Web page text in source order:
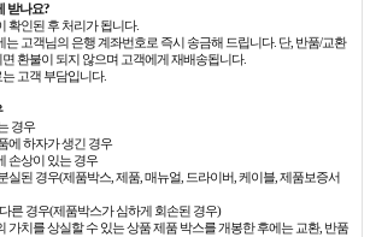
받나요?
확인된 후 처리가 됩니다.
는 고객님의 은행 계좌번호로 즉시 송금해 드립니다. 단, 반품/교환
환불이 되지 않으며 고객에게 재배송됩니다.
고객 부담입니다.
경우
에 하자가 생긴 경우
손상이 있는 경우
실된 경우(제품박스, 제품, 매뉴얼, 드라이버, 케이블, 제품보증서
른 경우(제품박스가 심하게 회손된 경우)
가치를 상실할 수 있는 상품 제품 박스를 개봉한 후에는 교환, 반품